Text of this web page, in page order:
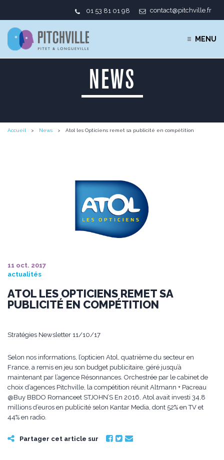
01 53 81 01 98 contact@pitchville.fr
MENU
NEWS
Accueil News Atol les Opticiens remet sa publicité en compétition
11 oct. 2017
actualités
ATOL LES OPTICIENS REMET SA
PUBLICITÉ EN COMPÉTITION
Stratégies Newsletter 11/10/17
Selon nos informations, l’opticien Atol, quatrième du secteur en
France, a remis en jeu son budget publicitaire, géré jusqu’à
maintenant par l’agence Résonnances. Orchestrée par le cabinet de
choix d’agences Pitchville, la compétition réunit Altmann + Pacreau
@Buy BBDO Romanceet STJOHN’S En 2016, Atol avait investi 34,8
millions d’euros en publicité selon Kantar Media, dont 52% en TV et
44% en radio.
Partager cet article sur